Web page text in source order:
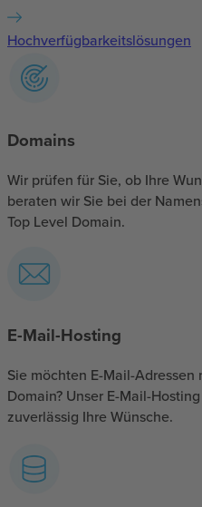
Hochverfügbarkeitslösungen
Domains
Wir prüfen für Sie, ob Ihre
beraten wir Sie bei der
Top Level Domain.
E-Mail-Hosting
Sie möchten E-Mail-
Domain? Unser E-Mail-
zuverlässig Ihre Wünsche.